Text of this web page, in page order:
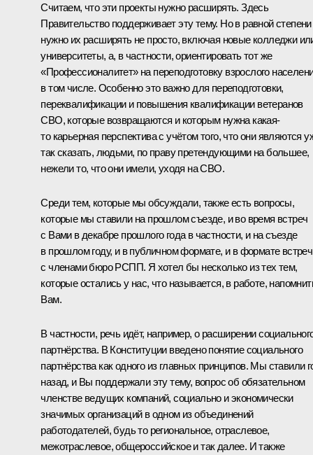
Считаем, что эти проекты нужно расширять. Здесь
Правительство поддерживает эту тему. Но в равной степени
нужно их расширять не просто, включая новые колледжи
университеты, а, в частности, ориентировать тот же
«Профессионалитет» на переподготовку взрослого
в том числе. Особенно это важно для переподготовки,
переквалификации и повышения квалификации ветеранов
СВО, которые возвращаются и которым нужна какая-
то карьерная перспектива с учётом того, что они являются
так сказать, людьми, по праву претендующими на большее,
нежели то, что они имели, уходя на СВО.
Среди тем, которые мы обсуждали, также есть вопросы,
которые мы ставили на прошлом съезде, и во время встреч
с Вами в декабре прошлого года в частности, и на съезде
в прошлом году, и в публичном формате, и в формате
с членами бюро РСПП. Я хотел бы несколько из тех тем,
которые остались у нас, что называется, в работе,
Вам.
В частности, речь идёт, например, о расширении
партнёрства. В Конституции введено понятие социального
партнёрства как одного из главных принципов. Мы ставили
назад, и Вы поддержали эту тему, вопрос об обязательном
членстве ведущих компаний, социально и экономически
значимых организаций в одном из объединений
работодателей, будь то региональное, отраслевое,
межотраслевое, общероссийское и так далее. И также